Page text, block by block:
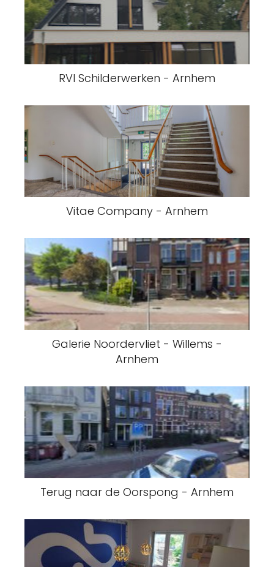
RVI Schilderwerken - Arnhem
Vitae Company - Arnhem
Galerie Noordervliet - Willems -
Arnhem
Terug naar de Oorspong - Arnhem